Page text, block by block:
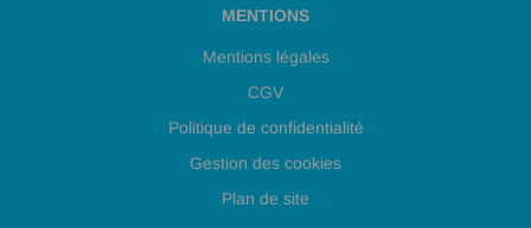
MENTIONS
Mentions légales
CGV
Politique de confidentialité
Gestion des cookies
Plan de site